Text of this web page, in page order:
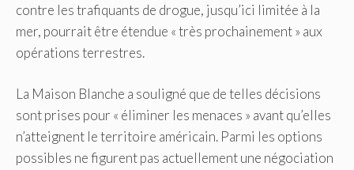
contre les trafiquants de drogue, jusqu’ici limitée à la
mer, pourrait être étendue « très prochainement » aux
opérations terrestres.
La Maison Blanche a souligné que de telles décisions
sont prises pour « éliminer les menaces » avant qu’elles
n’atteignent le territoire américain. Parmi les options
possibles ne figurent pas actuellement une négociation